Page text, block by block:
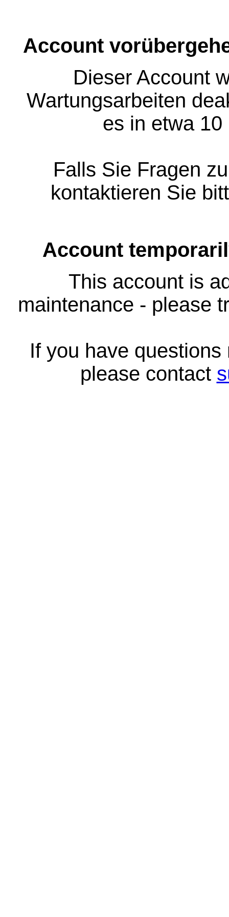
Account
Dieser Account
Wartungsarbeiten
es in etwa
Falls Sie Fragen
kontaktieren Sie
Account
This account is
maintenance - please
If you have
please contact